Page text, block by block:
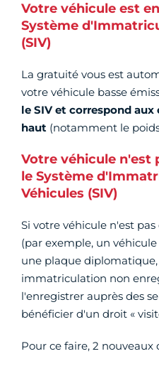
Votre véhicule est
Système
(SIV)
La gratuité vous est
votre véhicule basse
le SIV et correspond
haut (notamment le
Votre véhicule n'est
le Système
Véhicules (SIV)
Si votre véhicule n'est
(par exemple, un
une plaque
immatriculation non
l'enregistrer auprès des
bénéficier d'un droit «
Pour ce faire, 2 nouveaux